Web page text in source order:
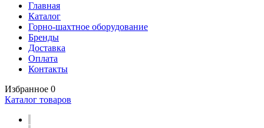
Главная
Каталог
Горно-шахтное оборудование
Бренды
Доставка
Оплата
Контакты
Избранное 0
Каталог товаров